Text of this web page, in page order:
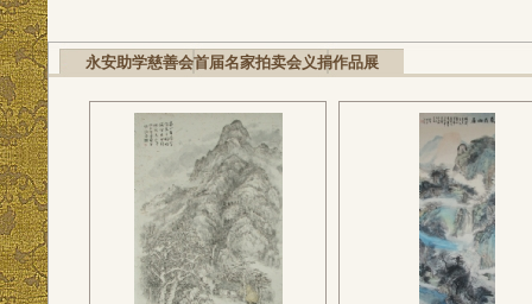
永安助学慈善会首届名家拍卖会义捐作品展